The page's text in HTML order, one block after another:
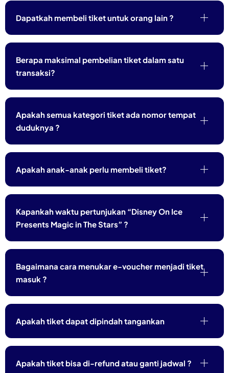
Dapatkah membeli tiket untuk orang lain ?
Berapa maksimal pembelian tiket dalam satu
transaksi?
Apakah semua kategori tiket ada nomor tempat
duduknya ?
Apakah anak-anak perlu membeli tiket?
Kapankah waktu pertunjukan “Disney On Ice
Presents Magic in The Stars” ?
Bagaimana cara menukar e-voucher menjadi tiket
masuk ?
Apakah tiket dapat dipindah tangankan
Apakah tiket bisa di-refund atau ganti jadwal ?